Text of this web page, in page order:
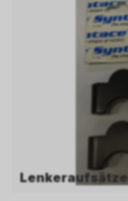
Lenkeraufsätze